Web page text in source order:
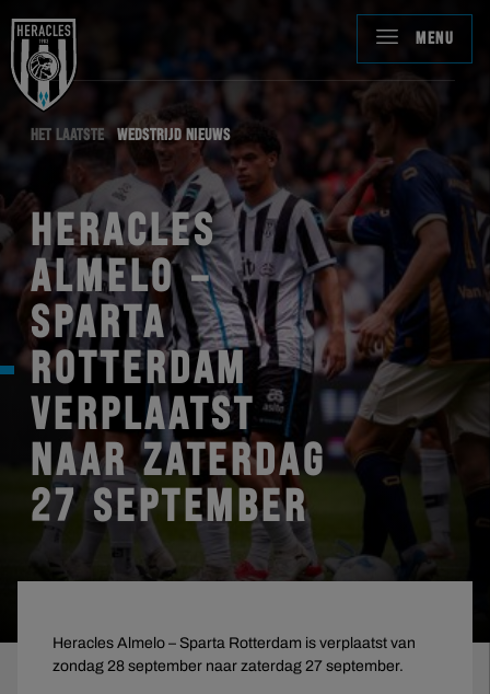
MENU
HET LAATSTE WEDSTRIJD NIEUWS
HERACLES
ALMELO –
SPARTA
ROTTERDAM
VERPLAATST
NAAR ZATERDAG
27 SEPTEMBER
Heracles Almelo – Sparta Rotterdam is verplaatst van
zondag 28 september naar zaterdag 27 september.